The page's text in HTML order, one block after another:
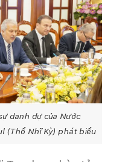
danh dự của Nước
(Thổ Nhĩ Kỳ) phát biểu